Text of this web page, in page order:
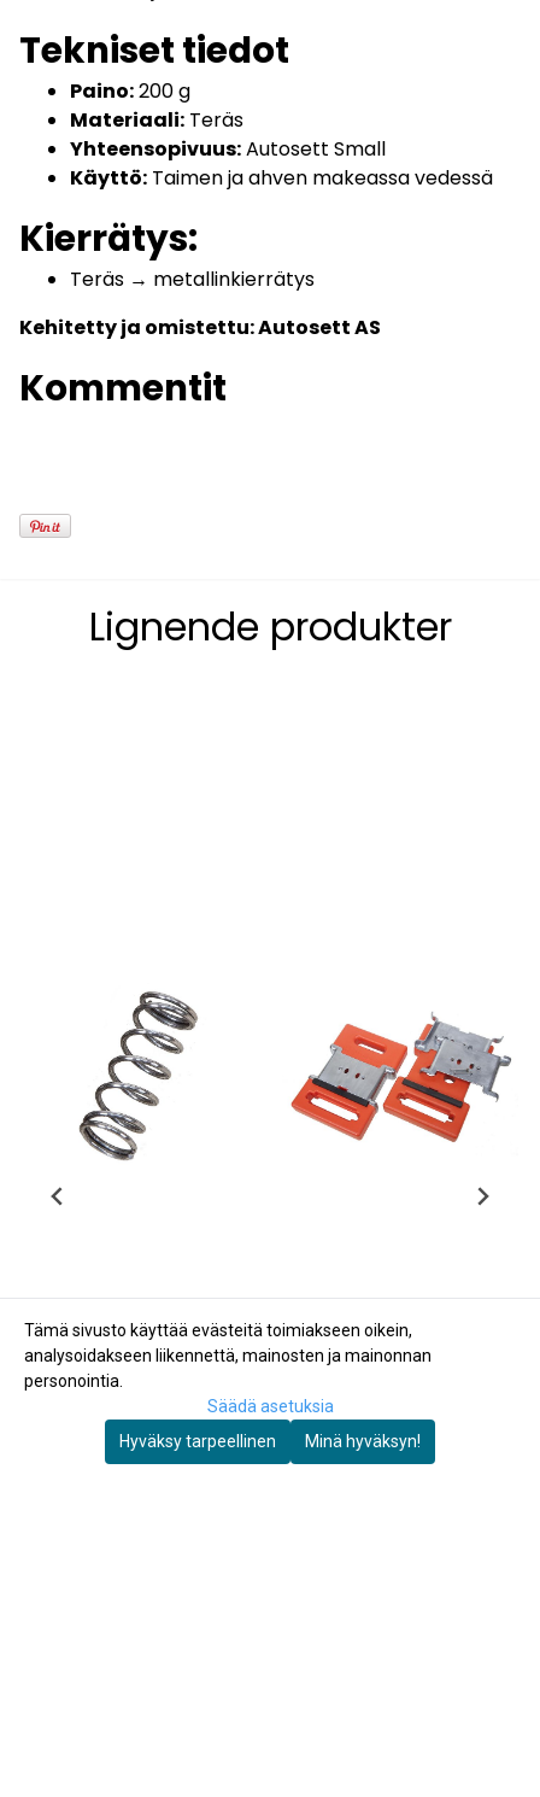
Tekniset tiedot
Paino:200 g
Materiaali: Teräs
Yhteensopivuus:Autosett Small
Käyttö: Taimen ja ahven makeassa vedessä
Kierrätys:
Teräs → metallinkierrätys
Kehitetty ja omistettu: Autosett AS
Kommentit
Lignende produkter
Tämä sivusto käyttää evästeitä toimiakseen oikein,
analysoidakseen liikennettä, mainosten ja mainonnan
personointia.
Säädä asetuksia
Hyväksy tarpeellinen
Minä hyväksyn!